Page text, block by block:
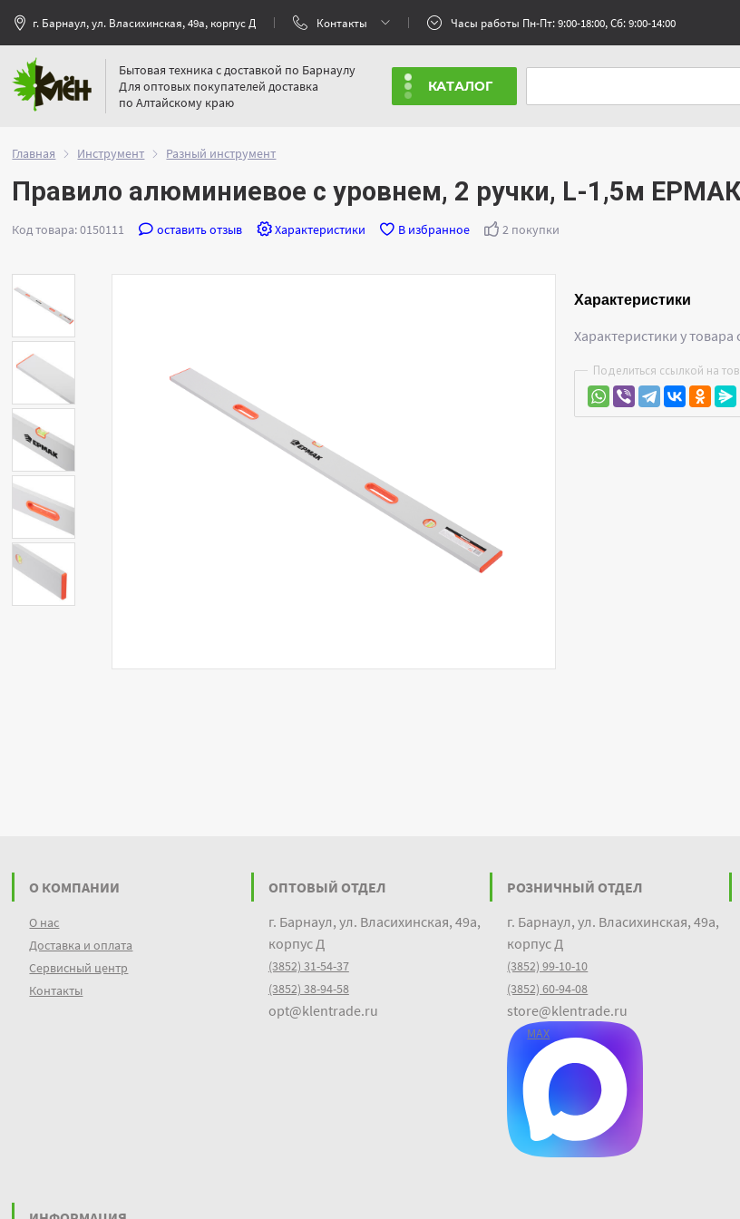
г. Барнаул, ул. Власихинская, 49а, корпус Д Контакты Часы работы Пн-Пт: 9:00-18:00, Сб: 9:00-14:00
Бытовая техника с доставкой по Барнаулу
Для оптовых покупателей доставка
по Алтайскому краю
КАТАЛОГ
Главная Инструмент Разный инструмент
Правило алюминиевое с уровнем, 2 ручки, L-1,5м
Код товара: 0150111 оставить отзыв Характеристики В избранное 2 покупки
Характеристики
Характеристики у
Поделиться ссылкой на
О КОМПАНИИ
О нас
Доставка и оплата
Сервисный центр
Контакты
ОПТОВЫЙ ОТДЕЛ
г. Барнаул, ул. Власихинская, 49а,
корпус Д
(3852) 31-54-37
(3852) 38-94-58
opt@klentrade.ru
РОЗНИЧНЫЙ ОТДЕЛ
г. Барнаул, ул. Власихинская, 49а,
корпус Д
(3852) 99-10-10
(3852) 60-94-08
store@klentrade.ru
MAX